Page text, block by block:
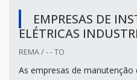
EMPRESAS DE
ELÉTRICAS
REMA / - - TO
As empresas de